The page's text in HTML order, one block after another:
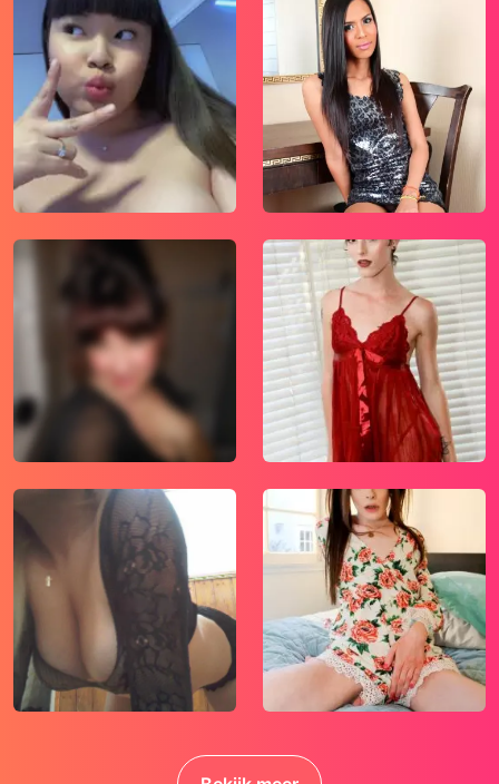
Google Analytics, Alexa Certify, Yandex,
Hotjar, Histats en Statcounter die
automatisch gegevens kunnen verzamelen
wanneer je de website bezoekt. De gegevens
verkregen uit de cookies, worden gedeeld
met derden die de programmatuur daarvoor
beschikbaar stellen teneinde het voor
mogelijk te maken.
Wees voorzichtig bij het praten met
vreemden via deze website. Je weet immers
nooit of ze goede of verkeerde bedoelingen
hebben. Gebruik dan ook nooit jouw
achternaam, e-mailadres, huis- of werkadres,
telefoonnummer of andere naar jou
herleidbare gegevens op deze website.
Zet iemand jou onder druk op deze website,
gegevens te verstrekken? Stop dan meteen
met het communiceren met deze persoon.
Let er ook op dat mensen in staat zijn op een
listige manier dergelijke gegevens van je te
verkrijgen. Communiceer daarom altijd
oplettend en voorzichtig via deze website.
Voorkom dat jouw minderjarige kinderen met
erotische of anderszins voor minderjarigen
komen. Daarvoor enkele tips: